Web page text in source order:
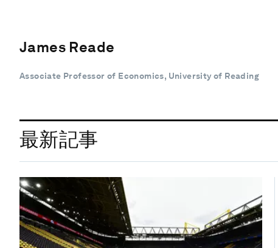
James Reade
Associate Professor of Economics, University of Reading
最新記事